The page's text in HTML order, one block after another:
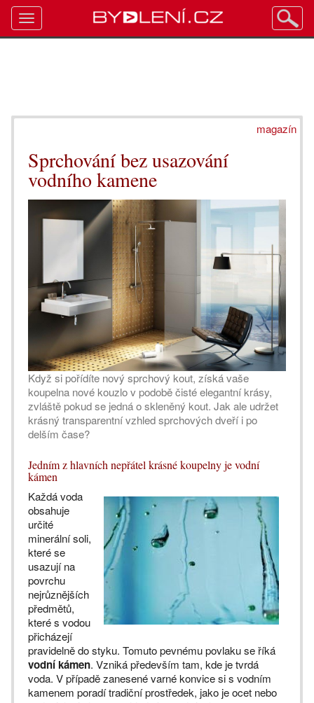
magazín
Sprchování bez usazování
vodního kamene
Když si pořídíte nový sprchový kout, získá vaše
koupelna nové kouzlo v podobě čisté elegantní krásy,
zvláště pokud se jedná o skleněný kout. Jak ale udržet
krásný transparentní vzhled sprchových dveří i po
delším čase?
Jedním z hlavních nepřátel krásné koupelny je vodní
kámen
Každá voda
obsahuje
určité
minerální soli,
které se
usazují na
povrchu
nejrůznějších
předmětů,
které s vodou
přicházejí
pravidelně do styku. Tomuto pevnému povlaku se říká
vodní kámen. Vzniká především tam, kde je tvrdá
voda. V případě zanesené varné konvice si s vodním
kamenem poradí tradiční prostředek, jako je ocet nebo
Toggle
navigation